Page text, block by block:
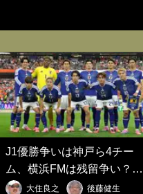
J1優勝争いは神戸ら4チー
ム、横浜FMは残留争い？大
混戦のJ2はRB大宮に注目！
大住良之
後藤健生